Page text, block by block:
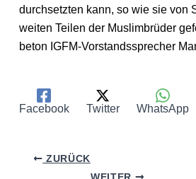
durchsetzten kann, so wie sie von
weiten Teilen der Muslimbrüder
beton IGFM-Vorstandssprecher
Facebook Twitter WhatsApp
ZURÜCK